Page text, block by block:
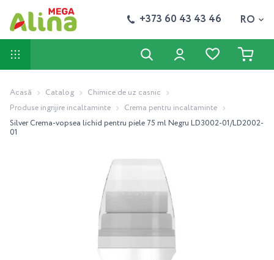
+373 60 43 43 46 RO
Acasă Catalog
Chimice de uz casnic
Produse ingrijire incaltaminte
Crema pentru incaltaminte
Silver Crema-vopsea lichid pentru piele 75 ml Negru LD3002-01/LD2002-
01